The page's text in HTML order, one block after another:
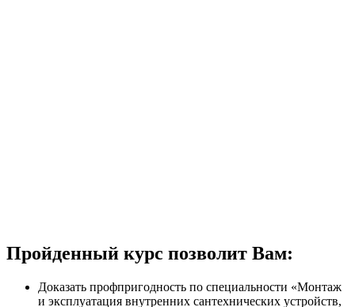
Пройденный курс позволит Вам:
Доказать профпригодность по специальности «Монтаж
и эксплуатация внутренних сантехнических устройств,